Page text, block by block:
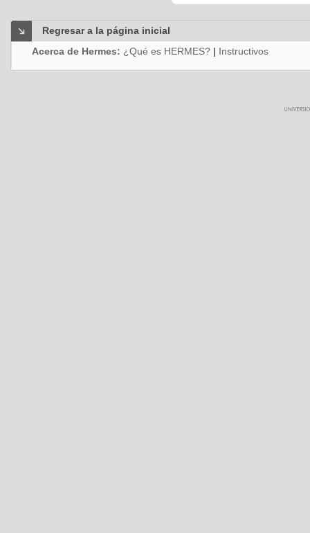
Regresar a la página inicial
Acerca de Hermes: ¿Qué es HERMES? | Instructivos